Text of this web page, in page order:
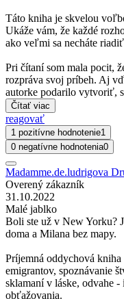
Táto kniha je skvelou
Ukáže vám, že každé
ako veľmi sa necháte
Pri čítaní som mala pocit,
rozpráva svoj príbeh. Aj
autorke podarilo vytvoriť,
Čítať viac
reagovať
1 pozitívne hodnotenie1
0 negatívne hodnotenia0
Madamme.de.ludrigova
Overený zákazník
31.10.2022
Malé jablko
Boli ste už v New Yorku?
doma a Milana bez mapy.
Príjemná oddychová
emigrantov, spoznávanie
sklamaní v láske, odvahe
obťažovania.